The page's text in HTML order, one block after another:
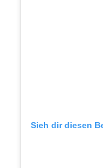
Sieh dir diesen